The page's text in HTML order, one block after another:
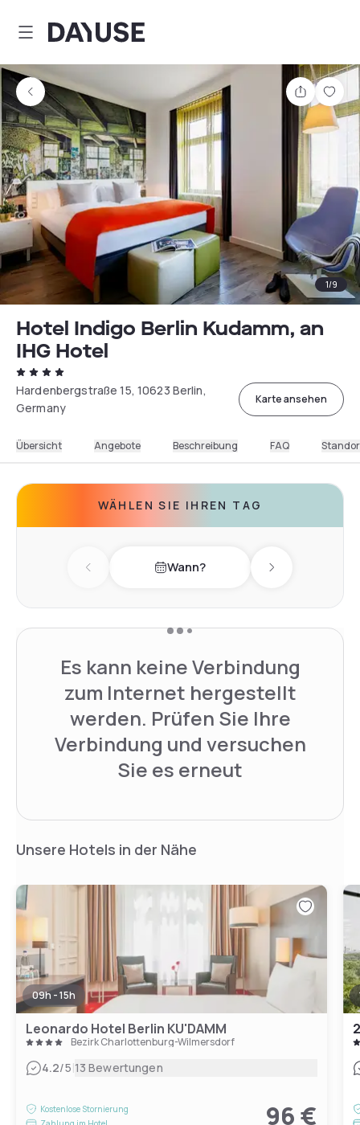
Dayuse
Teilen
1/9
Hotel Indigo Berlin Kudamm, an
IHG Hotel
Hardenbergstraße 15, 10623 Berlin,
Germany
Karte ansehen
Übersicht Angebote Beschreibung FAQ
WÄHLEN SIE IHREN TAG
Previous day Wann? Next day
Es kann keine Verbindung
zum Internet hergestellt
werden. Prüfen Sie Ihre
Verbindung und versuchen
Sie es erneut
Unsere Hotels in der Nähe
09h - 15h
Leonardo Hotel Berlin KU'DAMM
Bezirk Charlottenburg-Wilmersdorf
4.2/5|13 Bewertungen
Kostenlose Stornierung
96 €